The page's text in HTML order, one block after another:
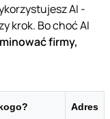
AI -
krok. Bo choć AI
firmy,
Adres